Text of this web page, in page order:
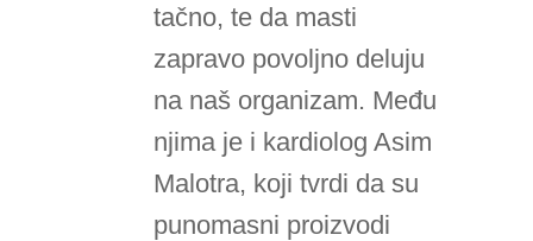
tačno, te da masti
zapravo povoljno deluju
na naš organizam. Među
njima je i kardiolog Asim
Malotra, koji tvrdi da su
punomasni proizvodi